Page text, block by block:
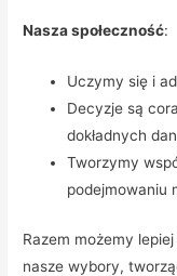
Nasza społeczność:
Uczymy się i
Decyzje są
dokładnych
Tworzymy
podejmowaniu
Razem możemy
nasze wybory,